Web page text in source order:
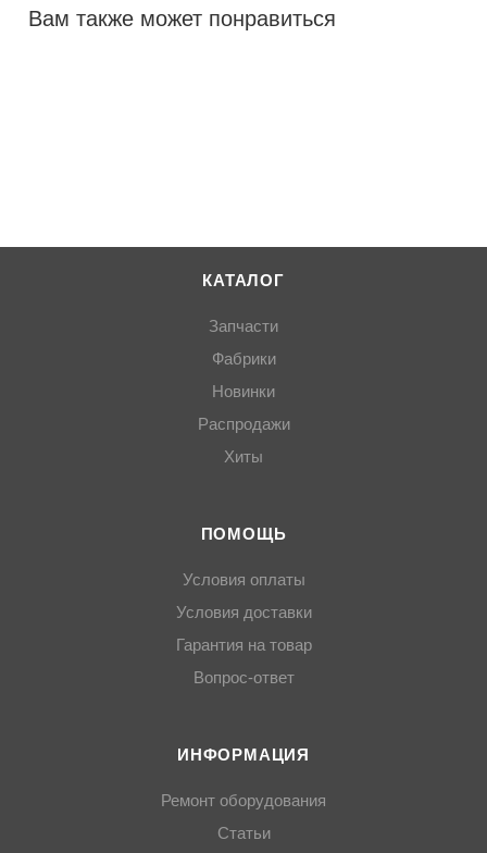
Вам также может понравиться
КАТАЛОГ
Запчасти
Фабрики
Новинки
Распродажи
Хиты
ПОМОЩЬ
Условия оплаты
Условия доставки
Гарантия на товар
Вопрос-ответ
ИНФОРМАЦИЯ
Ремонт оборудования
Статьи